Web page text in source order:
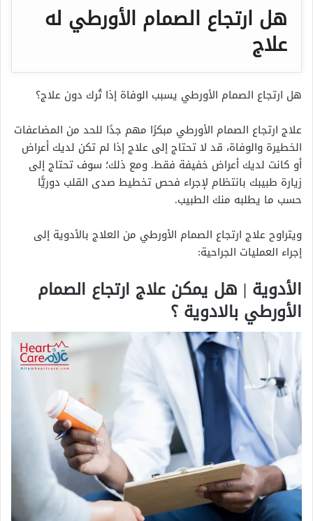
هل ارتجاع الصمام الأورطي له
علاج
هل ارتجاع الصمام الأورطي يسبب الوفاة إذا تُرك دون علاج؟
علاج ارتجاع الصمام الأورطي مبكرًا مهم جدًا للحد من المضاعفات
الخطيرة والوفاة، قد لا تحتاج إلى علاج إذا لم تكن لديك أعراض
أو كانت لديك أعراض خفيفة فقط. ومع ذلك؛ سوف تحتاج إلى
زيارة طبيبك بانتظام لإجراء فحص تخطيط صدى القلب دوريًّا
حسب ما يطلبه منك الطبيب.
ويتراوح علاج ارتجاع الصمام الأورطي من العلاج بالأدوية إلى
إجراء العمليات الجراحية:
الأدوية | هل يمكن علاج ارتجاع الصمام
الأورطي بالادوية ؟